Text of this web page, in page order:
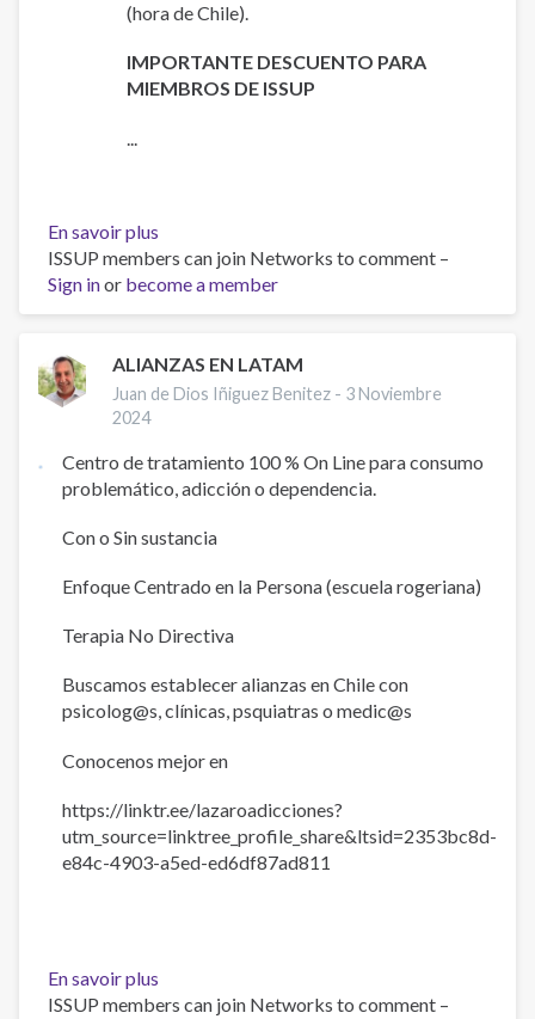
(hora de Chile).
IMPORTANTE DESCUENTO PARA
MIEMBROS DE ISSUP
En savoir plus
II
Versión
del
INTERNACIONAL
Intervenciones
por
Uso
Sustancias
ISSUP members can join Networks to comment –
Sign inor become a member
ALIANZAS EN LATAM
Juan de Dios Iñiguez Benitez - 3 Noviembre
2024
Centro de tratamiento 100 % On Line para consumo
problemático, adicción o dependencia.
Con o Sin sustancia
Enfoque Centrado en la Persona (escuela rogeriana)
Terapia No Directiva
Buscamos establecer alianzas en Chile con
psicolog@s, clínicas, psquiatras o medic@s
Conocenos mejor en
https://linktr.ee/lazaroadicciones?
utm_source=linktree_profile_share&ltsid=2353bc8d-
e84c-4903-a5ed-ed6df87ad811
En savoir plus
ALIANZAS
ISSUP members can join Networks to comment –